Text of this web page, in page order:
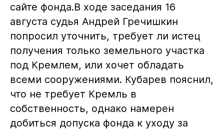
сайте фонда.В ходе заседания 16
августа судья Андрей Гречишкин
попросил уточнить, требует ли истец
получения только земельного участка
под Кремлем, или хочет обладать
всеми сооружениями. Кубарев пояснил,
что не требует Кремль в
собственность, однако намерен
добиться допуска фонда к уходу за